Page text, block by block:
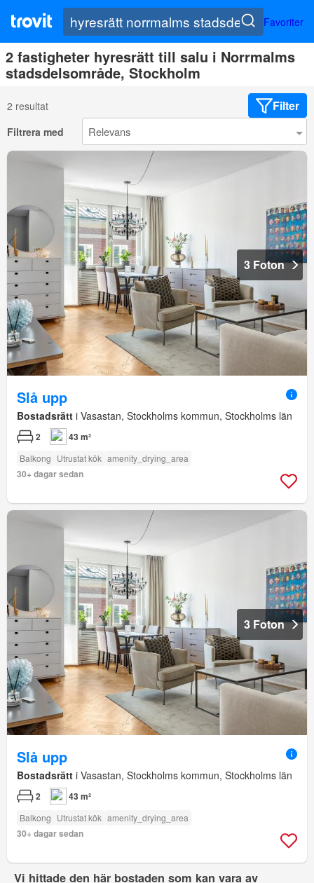
Favoriter
2 fastigheter hyresrätt till salu i Norrmalms
stadsdelsområde, Stockholm
2 resultat Filter
Filtrera med
3 Foton
Slå upp
Bostadsrätt i Vasastan, Stockholms kommun, Stockholms län
2 43 m²
Balkong Utrustat kök amenity_drying_area
30+ dagar sedan
3 Foton
Slå upp
Bostadsrätt i Vasastan, Stockholms kommun, Stockholms län
2 43 m²
Balkong Utrustat kök amenity_drying_area
30+ dagar sedan
Vi hittade den här bostaden som kan vara av